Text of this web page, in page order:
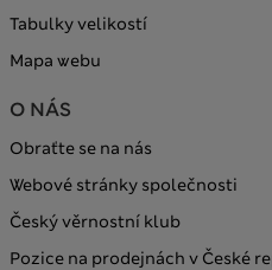
Tabulky velikostí
Mapa webu
O NÁS
Obraťte se na nás
Webové stránky společnosti
Český věrnostní klub
Pozice na prodejnách v České